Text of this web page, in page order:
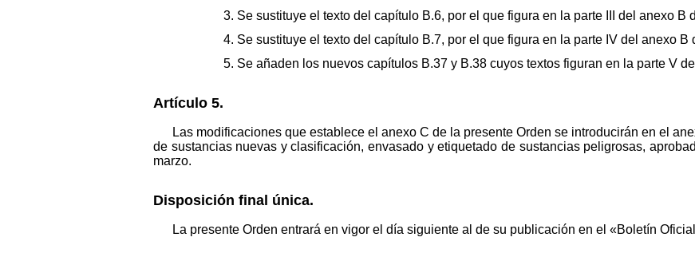
3. Se sustituye el texto del capítulo B.6, por el que figura en la parte III del anexo B
4. Se sustituye el texto del capítulo B.7, por el que figura en la parte IV del anexo B
5. Se añaden los nuevos capítulos B.37 y B.38 cuyos textos figuran en la parte V
Artículo 5.
Las modificaciones que establece el anexo C de la presente Orden se introducirán en el
de sustancias nuevas y clasificación, envasado y etiquetado de sustancias peligrosas,
marzo.
Disposición final única.
La presente Orden entrará en vigor el día siguiente al de su publicación en el «Boletín